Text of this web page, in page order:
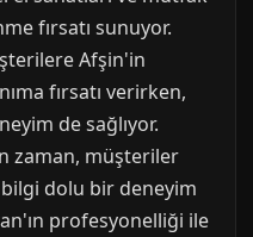
fırsatı sunuyor.
Afşin'in
fırsatı verirken,
de sağlıyor.
zaman, müşteriler
dolu bir deneyim
profesyonelliği ile